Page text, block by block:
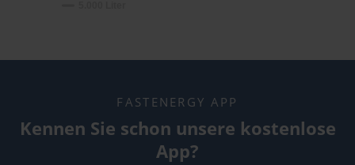
FASTENERGY APP
Kennen Sie schon unsere kostenlose
App?